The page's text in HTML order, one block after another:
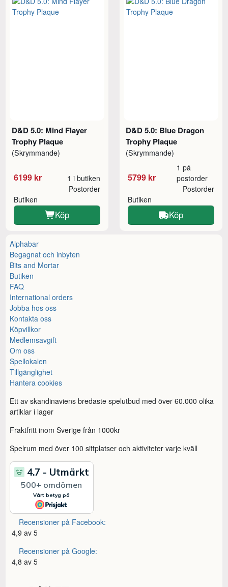
D&D 5.0: Mind Flayer
Trophy Plaque
(Skrymmande)
6199 kr 1 i butiken
Butiken
Postorder
Köp
D&D 5.0: Blue Dragon
Trophy Plaque
(Skrymmande)
5799 kr
1 på
postorder
Butiken
Postorder
Köp
Alphabar
Begagnat och inbyten
Bits and Mortar
Butiken
FAQ
International orders
Jobba hos oss
Kontakta oss
Köpvillkor
Medlemsavgift
Om oss
Spellokalen
Tillgänglighet
Hantera cookies
Ett av skandinaviens bredaste spelutbud med över 60.000 olika
artiklar i lager
Fraktfritt inom Sverige från 1000kr
Spelrum med över 100 sittplatser och aktiviteter varje kväll
Recensioner på Facebook:
4,9 av 5
Recensioner på Google:
4,8 av 5